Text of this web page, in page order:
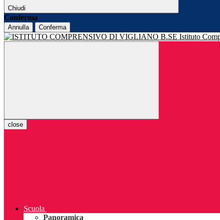
Chiudi
Conferma
Annulla Conferma
Istituto
close
Scuola
Panoramica